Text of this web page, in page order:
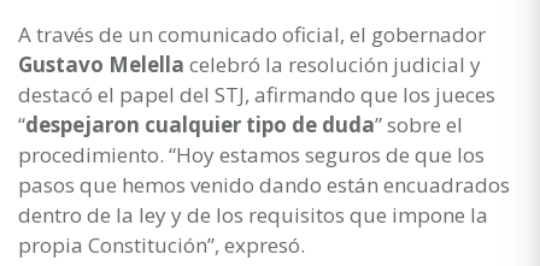
A través de un comunicado oficial, el gobernador
Gustavo Melella celebró la resolución judicial y
destacó el papel del STJ, afirmando que los jueces
“despejaron cualquier tipo de duda” sobre el
procedimiento. “Hoy estamos seguros de que los
pasos que hemos venido dando están encuadrados
dentro de la ley y de los requisitos que impone la
propia Constitución”, expresó.